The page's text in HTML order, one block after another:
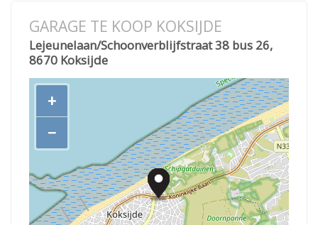
GARAGE TE KOOP KOKSIJDE
Lejeunelaan/Schoonverblijfstraat 38 bus 26,
8670 Koksijde
+
−